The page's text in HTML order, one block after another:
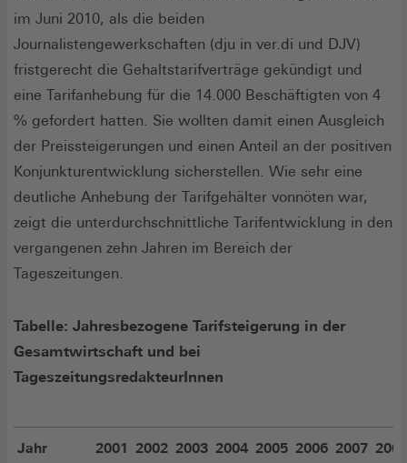
im Juni 2010, als die beiden
Journalistengewerkschaften (dju in ver.di und DJV)
fristgerecht die Gehaltstarifverträge gekündigt und
eine Tarifanhebung für die 14.000 Beschäftigten von 4
% gefordert hatten. Sie wollten damit einen Ausgleich
der Preissteigerungen und einen Anteil an der positiven
Konjunkturentwicklung sicherstellen. Wie sehr eine
deutliche Anhebung der Tarifgehälter vonnöten war,
zeigt die unterdurchschnittliche Tarifentwicklung in den
vergangenen zehn Jahren im Bereich der
Tageszeitungen.
Tabelle: Jahresbezogene Tarifsteigerung in der
Gesamtwirtschaft und bei
TageszeitungsredakteurInnen
Jahr 2001 2002 2003 2004 2005 2006 2007 2008